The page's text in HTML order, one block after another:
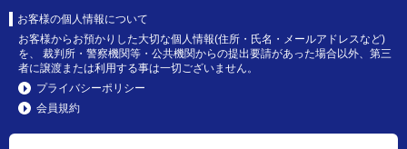
お客様の個人情報について
お客様からお預かりした大切な個人情報(住所・氏名・メールアドレスなど)
を、 裁判所・警察機関等・公共機関からの提出要請があった場合以外、第三
者に譲渡または利用する事は一切ございません。
プライバシーポリシー
会員規約